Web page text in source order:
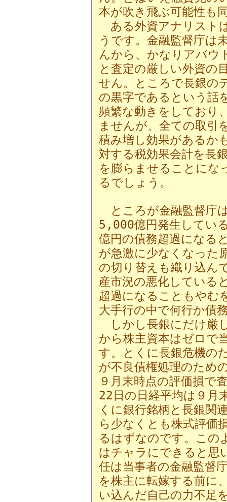
本が吹き飛ぶ可能性も
ある外資アナリスト
うです。金融監督庁は
んから、かなりアバウ
と査定の厳しい外資の
せん。ところで長銀の
の黒字であるという話
頻繁な動きをしており
ませんが、全ての取引
積み増し効果があるか
対する税効果会計を長
を膨らませることにな
るでしょう。
ところが金融監督庁
5,000億円発生してい
億円の債務超過になる
が急激に少なくなった
の切り替えも織り込ん
産市況の悪化している
超過になることもやむ
大手行の中で何行か債
しかし長銀にだけ厳
から株主資本はゼロで
す。とくに長銀危機の
が不良債権処理のため
９月末時点の評価損で
22日の日経平均は９月
くに銀行銘柄と長銀関
ら少なくとも株式評価
るはずなのです。この
はチャラにできると思
任は当事者の金融監督
を株主に転嫁する前に
い込んだ自己の力不足